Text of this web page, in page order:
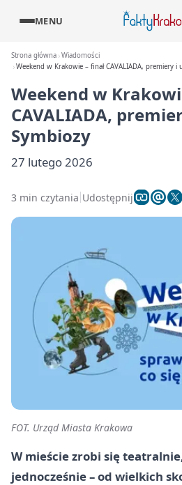
MENU
Strona główna Wiadomości
Weekend w Krakowie – finał CAVALIADA, premiery
Weekend w
CAVALIADA,
Symbiozy
27 lutego 2026
3 min czytania Udostępnij
FOT. Urząd Miasta Krakowa
W mieście zrobi się
jednocześnie – od wielkich